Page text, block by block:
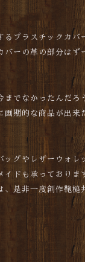
るプラスチックカバ
バーの革の部分はず
までなかったんだろ
画期的な商品が出来
グやレザーウォレ
イドも承っておりま
、是非一度創作鞄槌